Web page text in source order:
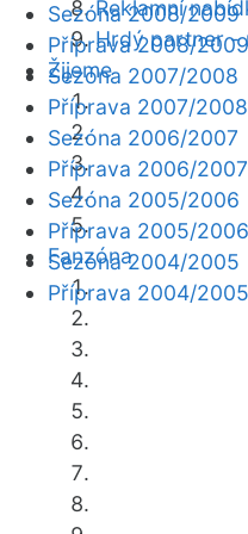
Reklamní
Hrdý partner -
Žijeme
Fanzóna
Sezóna 2008/2009
Příprava 2008/2009
Sezóna 2007/2008
Příprava 2007/2008
Sezóna 2006/2007
Příprava 2006/2007
Sezóna 2005/2006
Příprava 2005/2006
Sezóna 2004/2005
Příprava 2004/2005